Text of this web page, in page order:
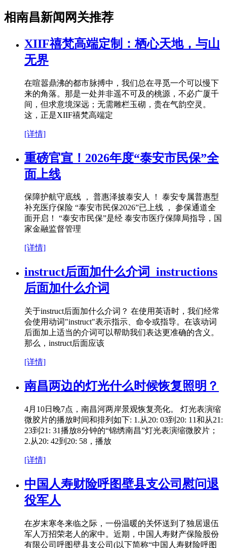
相南昌新闻网关推荐
XIIF禧梵高端定制：栖心天地，与山
无界
在喧嚣鼎沸的都市脉搏中，我们总在寻觅一个可以慢下
来的角落。那是一处并非遥不可及的桃源，不必广厦千
间，但求意境深远；无需雕栏玉砌，贵在气韵空灵。
这，正是XIIF禧梵高端定
[详情]
重磅官宣！2026年度“泰安市民保”全
面上线
保障护航守底线 ， 普惠泽披泰安人 ！ 泰安专属普惠型
补充医疗保险 “泰安市民保2026”已上线 ， 参保通道全
面开启！ “泰安市民保”是经 泰安市医疗保障局指导，国
家金融监督管理
[详情]
instruct后面加什么介词_instructions
后面加什么介词
关于instruct后面加什么介词？ 在使用英语时，我们经常
会使用动词"instruct"表示指示、命令或指导。在该动词
后面加上适当的介词可以帮助我们表达更准确的含义。
那么，instruct后面应该
[详情]
南昌两边的灯光什么时候恢复照明？
4月10日晚7点，南昌河两岸景观恢复亮化。 灯光表演缩
微胶片的播放时间和排列如下: 1.从20: 03到20: 11和从21:
23到21: 31播放8分钟的“锦绣南昌”灯光表演缩微胶片；
2.从20: 42到20: 58，播放
[详情]
中国人寿财险呼图壁县支公司慰问退
役军人
在岁末寒冬来临之际，一份温暖的关怀送到了独居退伍
军人万招荣老人的家中。近期，中国人寿财产保险股份
有限公司呼图壁县支公司(以下简称“中国人寿财险呼图